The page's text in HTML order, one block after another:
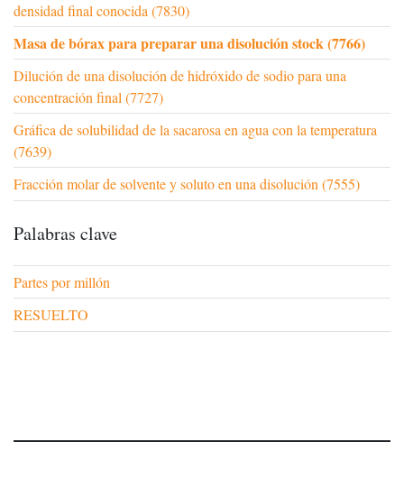
densidad final conocida (7830)
Masa de bórax para preparar una disolución stock (7766)
Dilución de una disolución de hidróxido de sodio para una
concentración final (7727)
Gráfica de solubilidad de la sacarosa en agua con la temperatura
(7639)
Fracción molar de solvente y soluto en una disolución (7555)
Palabras clave
Partes por millón
RESUELTO